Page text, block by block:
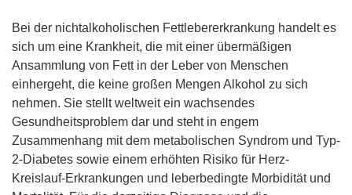
Bei der nichtalkoholischen Fettlebererkrankung handelt es
sich um eine Krankheit, die mit einer übermäßigen
Ansammlung von Fett in der Leber von Menschen
einhergeht, die keine großen Mengen Alkohol zu sich
nehmen. Sie stellt weltweit ein wachsendes
Gesundheitsproblem dar und steht in engem
Zusammenhang mit dem metabolischen Syndrom und Typ-
2-Diabetes sowie einem erhöhten Risiko für Herz-
Kreislauf-Erkrankungen und leberbedingte Morbidität und